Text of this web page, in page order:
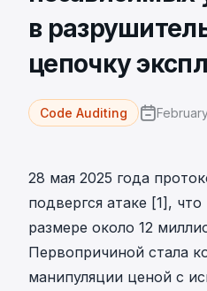
в
цепочку
Code Auditing
28 мая 2025 года
подвергся атаке [1], что
размере около 12
Первопричиной стала
манипуляции ценой с